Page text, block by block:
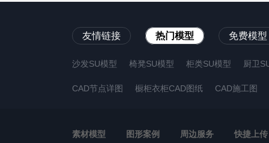
友情链接 热门模型 免费模型
沙发SU模型 椅凳SU模型 柜类SU模型 厨卫
CAD节点详图 橱柜衣柜CAD图纸 CAD施工图
素材模型 图形案例 周边服务 快捷上传